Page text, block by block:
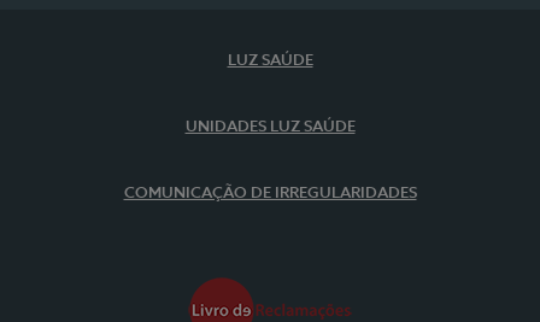
LUZ SAÚDE
UNIDADES LUZ SAÚDE
COMUNICAÇÃO DE IRREGULARIDADES